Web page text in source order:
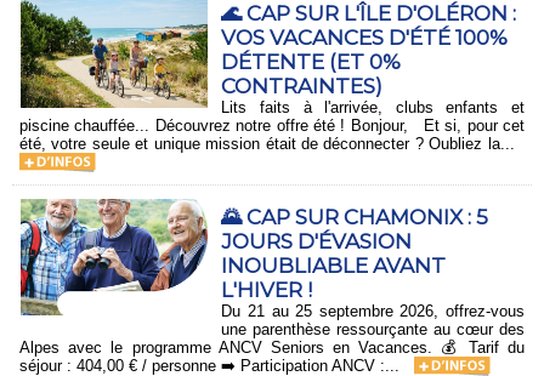
🌊 CAP SUR L'ÎLE D'OLÉRON :
VOS VACANCES D'ÉTÉ 100%
DÉTENTE (ET 0%
CONTRAINTES)
Lits faits à l'arrivée, clubs enfants et
piscine chauffée... Découvrez notre offre été ! Bonjour, Et si, pour cet
été, votre seule et unique mission était de déconnecter ? Oubliez la...
🌄 CAP SUR CHAMONIX : 5
JOURS D'ÉVASION
INOUBLIABLE AVANT
L'HIVER !
Du 21 au 25 septembre 2026, offrez-vous
une parenthèse ressourçante au cœur des
Alpes avec le programme ANCV Seniors en Vacances. 💰 Tarif du
séjour : 404,00 € / personne ➡️ Participation ANCV :...